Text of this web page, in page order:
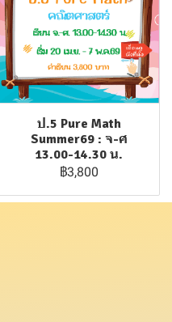
ป.5 Pure Math
Summer69 : จ-ศ
13.00-14.30 น.
฿3,800